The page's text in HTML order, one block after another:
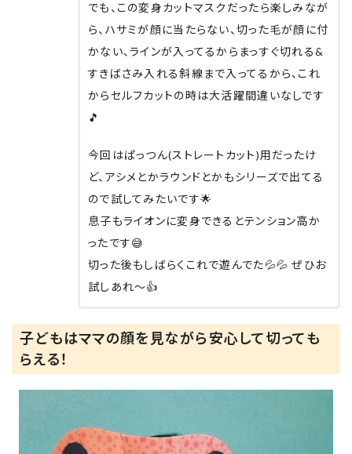
でも、この変身カットマスクだったら楽しみなが
ら、ハサミが顔に当たらない、切った毛が顔に付
かない、ラインが入ってるからまっすぐ切れる&
すきばさみ入れる斜線まで入ってるから、これ
からセルフカットの時は大活躍間違いなしです
🎵
今回はぱっつん(ストレートカット)用だったけ
ど、アシメとかラウンドとかもシリーズで出てる
ので試してみたいです🌟
息子もライオンに変身できるとテンション高か
ったです😅
切った後もしばらくこれで遊んでた💦💦 ぜひお
試しあれ～👍
子どもはママの顔を見ながら安心して切っても
らえる！